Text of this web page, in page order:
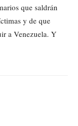
que saldrán
y de que
a Venezuela. Y